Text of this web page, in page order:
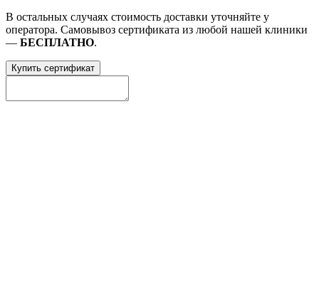
В остальных случаях стоимость доставки уточняйте у
оператора. Самовывоз сертификата из любой нашей клиники
— БЕСПЛАТНО.